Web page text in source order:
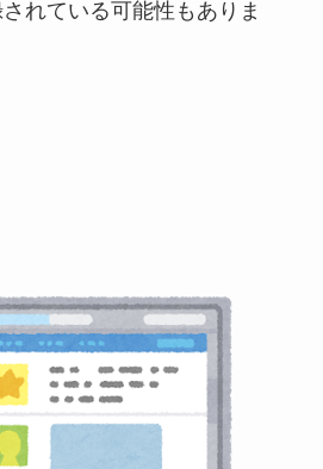
れている可能性もありま